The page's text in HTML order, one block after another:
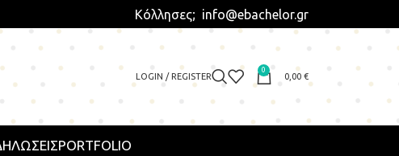
Κόλλησες; info@ebachelor.gr
LOGIN / REGISTER
0
0,00 €
PORTFOLIO